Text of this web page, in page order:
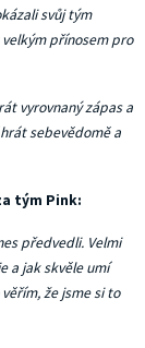
svůj tým
přínosem pro
vyrovnaný zápas a
sebevědomě a
tým Pink:
předvedli. Velmi
a jak skvěle umí
že jsme si to